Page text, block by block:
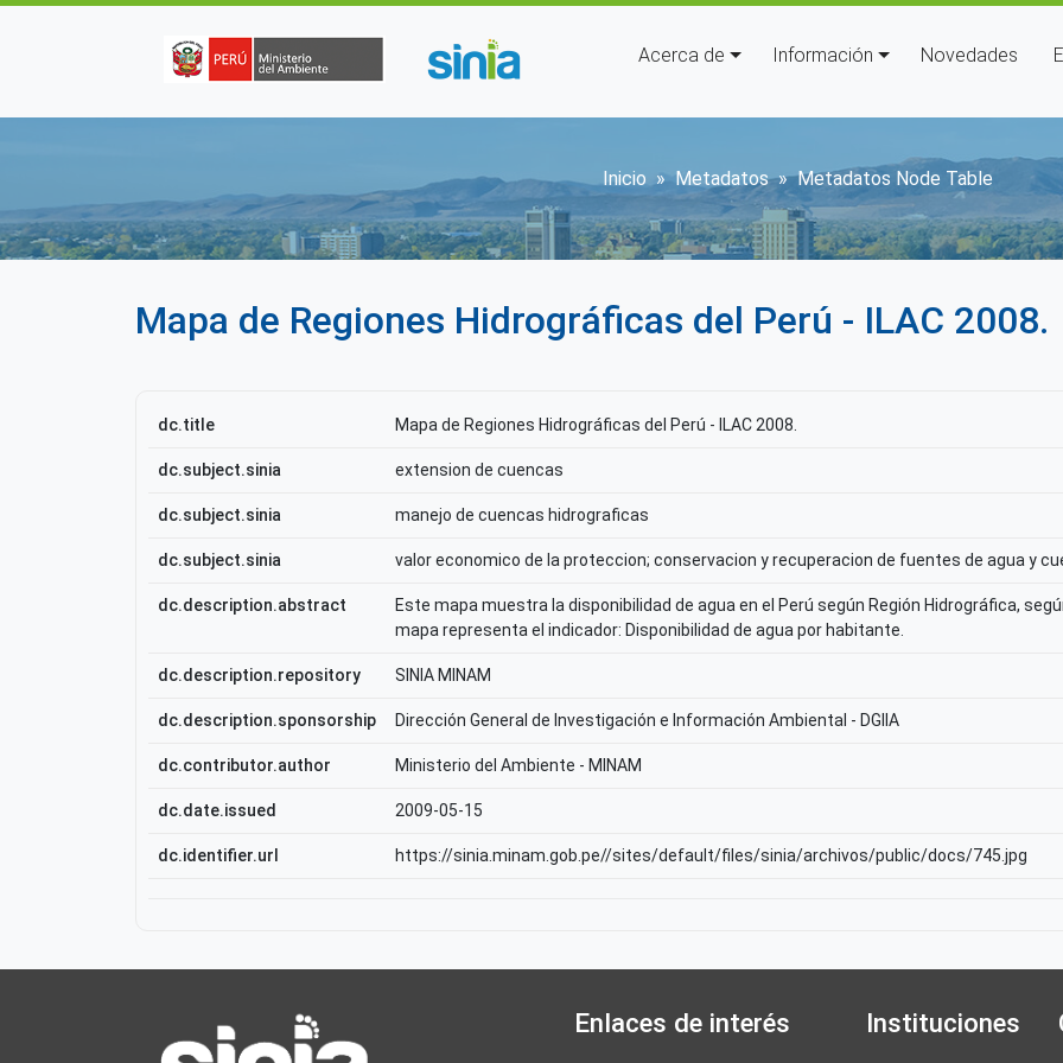
Navegación principal
Acerca de Información Novedades
Sobrescribir enlaces de
Inicio Metadatos Metadatos Node Table
Mapa de Regiones Hidrográficas del Perú - ILAC 2008.
dc.title Mapa de Regiones Hidrográficas del Perú - ILAC 2008.
dc.subject.sinia extension de cuencas
dc.subject.sinia manejo de cuencas hidrograficas
dc.subject.sinia valor economico de la proteccion; conservacion y recuperacion de fuentes de agua y
dc.description.abstract
Este mapa muestra la disponibilidad de agua en el Perú según Región Hidrográfica,
mapa representa el indicador: Disponibilidad de agua por habitante.
dc.description.repository SINIA MINAM
dc.description.sponsorship Dirección General de Investigación e Información Ambiental - DGIIA
dc.contributor.author Ministerio del Ambiente - MINAM
dc.date.issued 2009-05-15
dc.identifier.url https://sinia.minam.gob.pe//sites/default/files/sinia/archivos/public/docs/745.jpg
Enlaces de interés Instituciones